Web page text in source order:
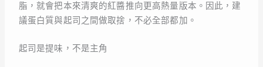
脂，就會把本來清爽的紅醬推向更高熱量版本。因此，建
議蛋白質與起司之間做取捨，不必全部都加。
起司是提味，不是主角